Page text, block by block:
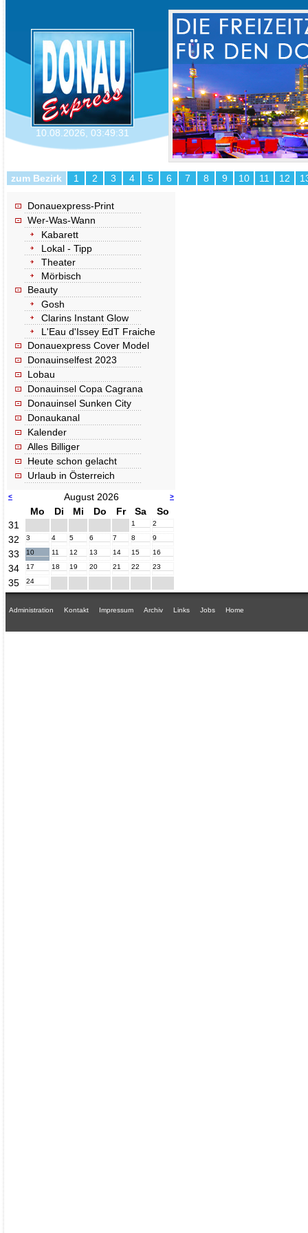
10.08.2026 03:49:31
zum Bezirk 1 2 3 4 5 6 7 8 9 10 11 12
Donauexpress-Print
Wer-Was-Wann
Kabarett
Lokal - Tipp
Theater
Mörbisch
Beauty
Gosh
Clarins Instant Glow
L'Eau d'Issey EdT Fraiche
Donauexpress Cover Model
Donauinselfest 2023
Lobau
Donauinsel Copa Cagrana
Donauinsel Sunken City
Donaukanal
Kalender
Alles Billiger
Heute schon gelacht
Urlaub in Österreich
< August 2026 >
Mo Di Mi Do Fr Sa
So
31
1 2
32 3 4 5 6 7 8 9
33 10 11 12 13 14 15 16
34 17 18 19 20 21 22 23
35 24
Administration Kontakt Impressum Archiv Links Jobs Home